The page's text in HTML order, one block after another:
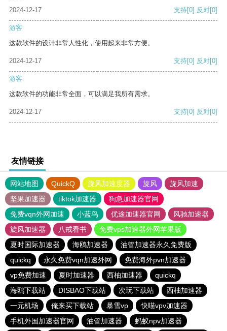
2024-12-17
支持[0] 反对[0]
游客
这款软件的设计非常人性化，使用起来非常方便。
2024-12-17 支持[0] 反对[0]
游客
这款软件的功能非常全面，可以满足我所有需求。
2024-12-17 支持[0] 反对[0]
友情链接
网站地图 QuickQ 旋风加速度器 旋风
旋风加速
坚果加速器
tiktok加速器
狗急加速器官网
免费vqn外网加速
小蓝鸟 优途加速器官网
风驰加速器
旋风加速器
八戒看书
免费vps加速器外网苹果版
夏时国际加速器
海鸥加速器
油管加速器永久免费版
quickq
永久免费vqn加速外网
免费海外pvn加速器
vp免费加速
夏时加速器 西柚加速器
quickq
海鸥下载站
DISBAO下载站 次玩下载站
西柚加速器
一元机场
俺来买下载站 暴雪vp
快喵vpv加速器
手机外国加速器官网
油管加速器 蚂蚁npv加速器